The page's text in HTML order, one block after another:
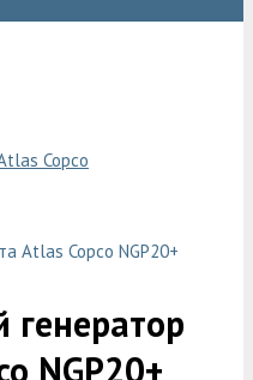
Copco
Atlas Copco NGP20+
NGP20+